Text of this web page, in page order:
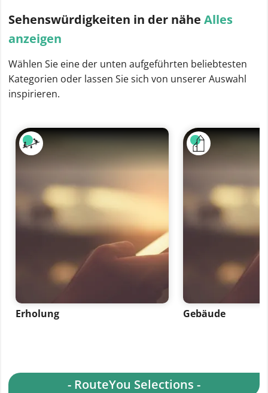
Sehenswürdigkeiten in der nähe Alles
anzeigen
Wählen Sie eine der unten aufgeführten beliebtesten
Kategorien oder lassen Sie sich von unserer Auswahl
inspirieren.
Erholung Gebäude
- RouteYou Selections -